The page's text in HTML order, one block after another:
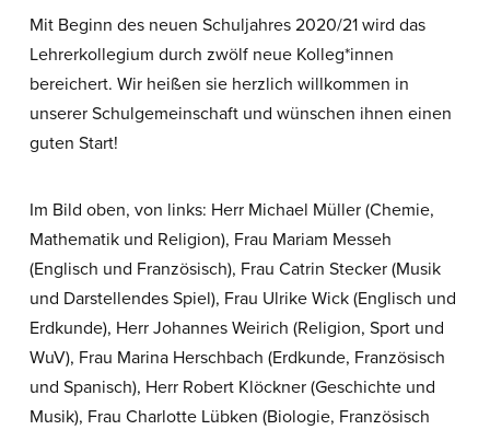
Mit Beginn des neuen Schuljahres 2020/21 wird das
Lehrerkollegium durch zwölf neue Kolleg*innen
bereichert. Wir heißen sie herzlich willkommen in
unserer Schulgemeinschaft und wünschen ihnen einen
guten Start!
Im Bild oben, von links: Herr Michael Müller (Chemie,
Mathematik und Religion), Frau Mariam Messeh
(Englisch und Französisch), Frau Catrin Stecker (Musik
und Darstellendes Spiel), Frau Ulrike Wick (Englisch und
Erdkunde), Herr Johannes Weirich (Religion, Sport und
WuV), Frau Marina Herschbach (Erdkunde, Französisch
und Spanisch), Herr Robert Klöckner (Geschichte und
Musik), Frau Charlotte Lübken (Biologie, Französisch